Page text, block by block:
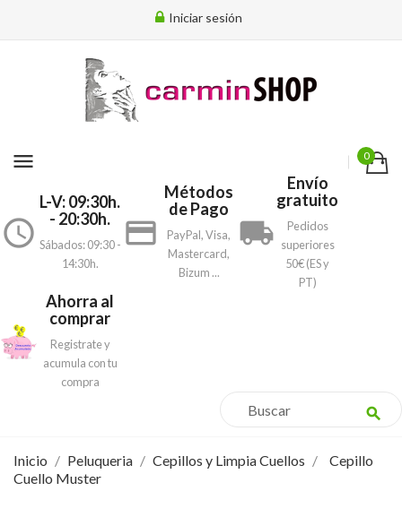
Iniciar sesión
menu 0
access_time
L-V: 09:30h.
- 20:30h.
Sábados: 09:30 -
14:30h.
payment
Métodos
de Pago
PayPal, Visa,
Mastercard,
Bizum ...
local_shipping
Envío
gratuito
Pedidos
superiores
50€ (ES y
PT)
Ahorra al
comprar
Registrate y
acumula con tu
compra
search
Inicio Peluqueria Cepillos y Limpia Cuellos
Cepillo
Cuello Muster